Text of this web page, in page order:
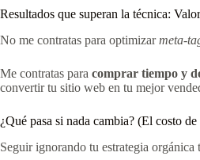
Resultados que superan la técnica:
No me contratas para optimizarmeta-
Me contratas para comprar tiempo y
convertir tu sitio web en tu mejor
¿Qué pasa si nada cambia? (El costo
Seguir ignorando tu estrategia